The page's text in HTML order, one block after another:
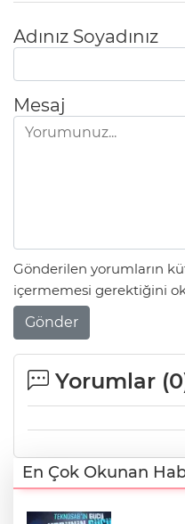
Adınız Soyadınız
Mesaj
Gönderilen yorumların
içermemesi gerektiğini
Gönder
Yorumlar (0
En Çok Okunan